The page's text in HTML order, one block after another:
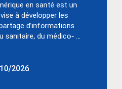
en santé est un
à développer les
d’informations
sanitaire, du médico- ...
2026